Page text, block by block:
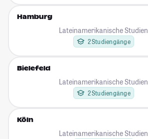
Hamburg
Lateinamerikanische Studien
2 Studiengänge
Bielefeld
Lateinamerikanische Studien
2 Studiengänge
Köln
Lateinamerikanische Studien